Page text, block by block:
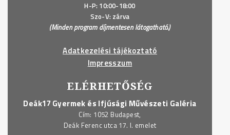
H-P: 10:00-18:00
Szo-V: zárva
(Minden program díjmentesen látogatható.)
Adatkezelési tájékoztató
Impresszum
ELÉRHETŐSÉG
Deák17 Gyermek és Ifjúsági Művészeti Galéria
Cím: 1052 Budapest,
Deák Ferenc utca 17. I. emelet